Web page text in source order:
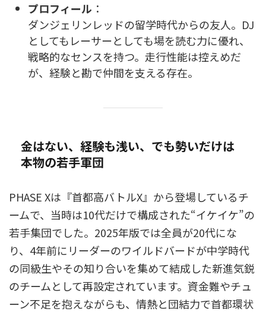
プロフィール ：
ダンジェリンレッドの留学時代からの友人。DJ
としてもレーサーとしても場を読む力に優れ、
戦略的なセンスを持つ。走行性能は控えめだ
が、経験と勘で仲間を支える存在。
金はない、経験も浅い、でも勢いだけは
本物の若手軍団
PHASE Xは『首都高バトルX』から登場しているチ
ームで、当時は10代だけで構成された“イケイケ”の
若手集団でした。2025年版では全員が20代にな
り、4年前にリーダーのワイルドバードが中学時代
の同級生やその知り合いを集めて結成した新進気鋭
のチームとして再設定されています。資金難やチュ
ーン不足を抱えながらも、情熱と団結力で首都環状